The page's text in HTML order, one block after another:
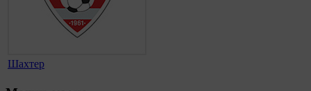
Шахтер